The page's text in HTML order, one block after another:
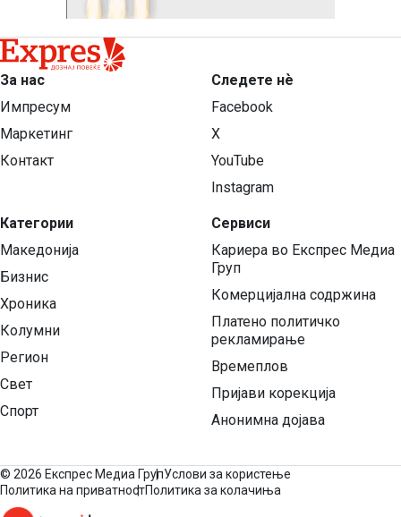
За нас
Импресум
Маркетинг
Контакт
Категории
Македонија
Бизнис
Хроника
Колумни
Регион
Свет
Спорт
Следете нѐ
Facebook
X
YouTube
Instagram
Сервиси
Кариера во Експрес Медиа
Груп
Комерцијална содржина
Платено политичко
рекламирање
Времеплов
Пријави корекција
Анонимна дојава
© 2026 Експрес Медиа ГрупУслови за користење
Политика на приватностПолитика за колачиња